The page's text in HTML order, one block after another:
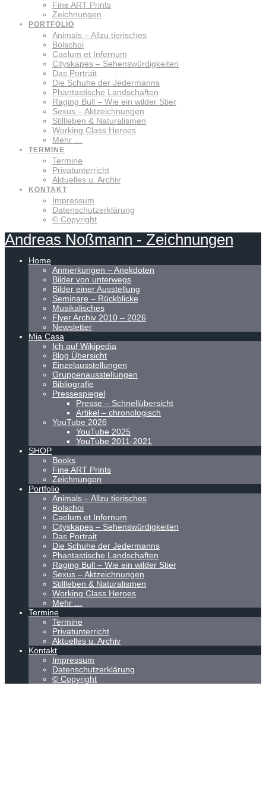
Fine ART Prints
Zeichnungen
PORTFOLIO
Animals – Allzu tierisches
Bolschoi
Caelum et Infernum
Cityskapes – Sehenswürdigkeiten
Das Portrait
Die Schuhe der Jedermanns
Phantastische Landschaften
Raging Bull – Wie ein wilder Stier
Sexus – Aktzeichnungen
Stillleben & Naturalismen
Working Class Heroes
Mehr …
TERMINE
Termine
Privatunterricht
Aktuelles u. Archiv
KONTAKT
Impressum
Datenschutzerklärung
© Copyright
Andreas Noßmann - Zeichnungen
Home
Anmerkungen – Anekdoten
Bilder von unterwegs
Bilder einer Ausstellung
Seminare – Rückblicke
Musikalisches
Flyer Archiv 2010 – 2026
Newsletter
Mia Casa
Ich auf Wikipedia
Blog Übersicht
Einzelausstellungen
Gruppenausstellungen
Bibliografie
Pressespiegel
Presse – Schnellübersicht
Artikel – chronologisch
YouTube 2026
YouTube 2025
YouTube 2011-2021
SHOP
Books
Fine ART Prints
Zeichnungen
Portfolio
Animals – Allzu tierisches
Bolschoi
Caelum et Infernum
Cityskapes – Sehenswürdigkeiten
Das Portrait
Die Schuhe der Jedermanns
Phantastische Landschaften
Raging Bull – Wie ein wilder Stier
Sexus – Aktzeichnungen
Stillleben & Naturalismen
Working Class Heroes
Mehr …
Termine
Termine
Privatunterricht
Aktuelles u. Archiv
Kontakt
Impressum
Datenschutzerklärung
© Copyright